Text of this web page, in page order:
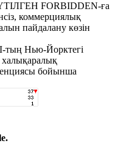
FORBIDDEN-ға
коммерциялық
пайдалану көзін
Нью-Йорктегі
халықаралық
бойынша